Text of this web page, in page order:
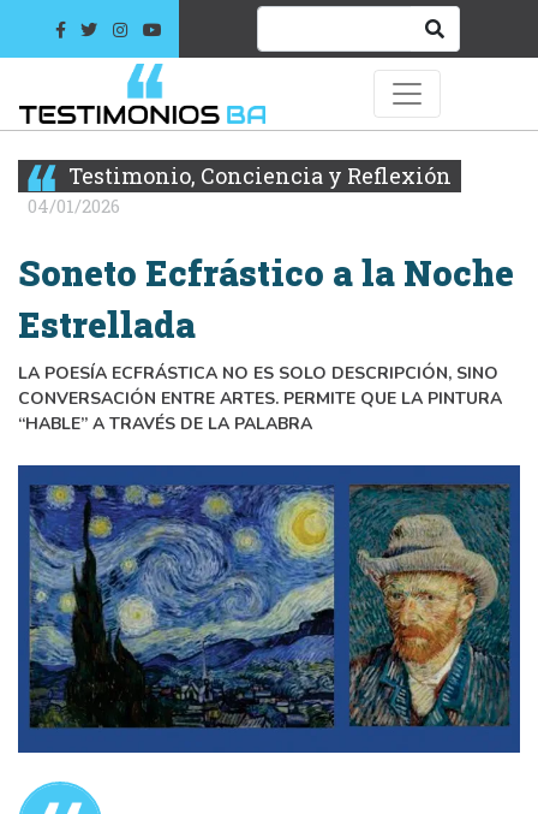
Testimonio, Conciencia y Reflexión
04/01/2026
Soneto Ecfrástico a la Noche
Estrellada
LA POESÍA ECFRÁSTICA NO ES SOLO DESCRIPCIÓN, SINO
CONVERSACIÓN ENTRE ARTES. PERMITE QUE LA PINTURA
“HABLE” A TRAVÉS DE LA PALABRA